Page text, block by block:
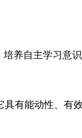
养自主学习意
有能动性、有